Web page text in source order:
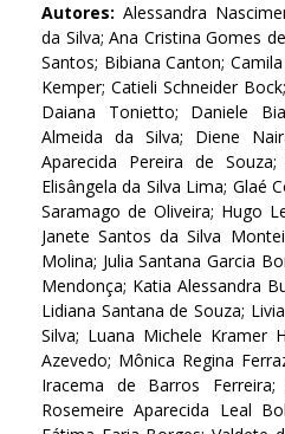
Autores: Alessandra
da Silva; Ana Cristina Gomes
Santos; Bibiana Canton;
Kemper; Catieli Schneider
Daiana Tonietto; Daniele
Almeida da Silva; Diene
Aparecida Pereira de
Elisângela da Silva Lima; Glaé
Saramago de Oliveira; Hugo
Janete Santos da Silva
Molina; Julia Santana Garcia
Mendonça; Katia Alessandra
Lidiana Santana de Souza;
Silva; Luana Michele Kramer
Azevedo; Mônica Regina
Iracema de Barros Ferreira;
Rosemeire Aparecida Leal